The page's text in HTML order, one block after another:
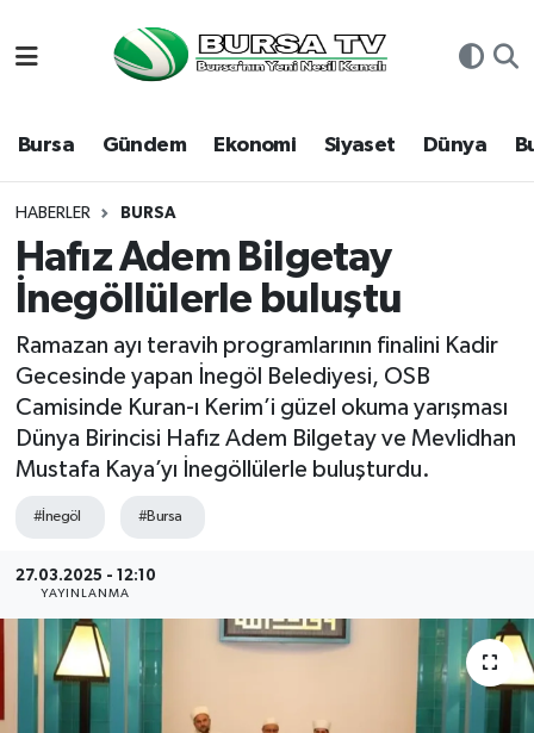
Bursa Gündem Ekonomi Siyaset Dünya
HABERLER BURSA
Hafız Adem Bilgetay
İnegöllülerle buluştu
Ramazan ayı teravih programlarının finalini Kadir
Gecesinde yapan İnegöl Belediyesi, OSB
Camisinde Kuran-ı Kerim’i güzel okuma yarışması
Dünya Birincisi Hafız Adem Bilgetay ve Mevlidhan
Mustafa Kaya’yı İnegöllülerle buluşturdu.
#İnegöl #Bursa
27.03.2025 - 12:10
YAYINLANMA
Bursa
Dünya
Eğitim
Ekonomi
Genel
Magazin
Sağlık
Siyaset
Hava Durumu
Namaz Vakitleri
Trafik Durumu
Süper Lig Puan Durumu ve Fikstür
Tüm Manşetler
Son Dakika Haberleri
Haber Arşivi